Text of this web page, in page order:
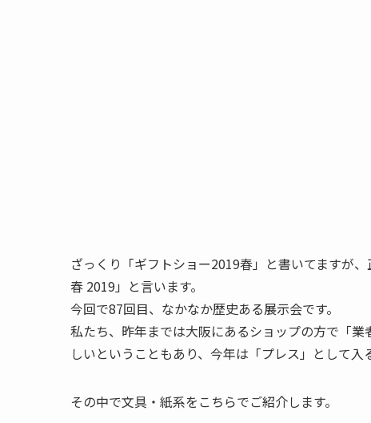
ざっくり「ギフトショー2019春」と書いてますが
春 2019」と言います。
今回で87回目、なかなか歴史ある展示会です。
私たち、昨年までは大阪にあるショップの方で「
しいということもあり、今年は「プレス」として入
その中で文具・紙系をこちらでご紹介します。